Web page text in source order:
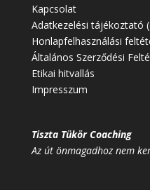
Kapcsolat
Adatkezelési tájékoztató
Honlapfelhasználási
Általános Szerződési
Etikai hitvallás
Impresszum
Tiszta Tükör Coaching
Az út önmagadhoz nem